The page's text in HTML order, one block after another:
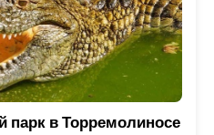
в Торремолиносе